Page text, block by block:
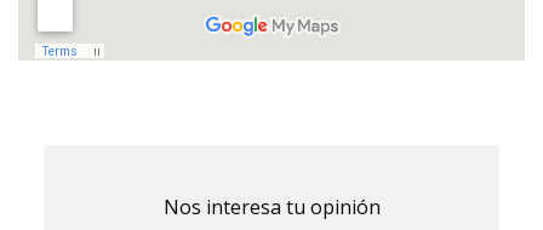
Nos interesa tu opinión